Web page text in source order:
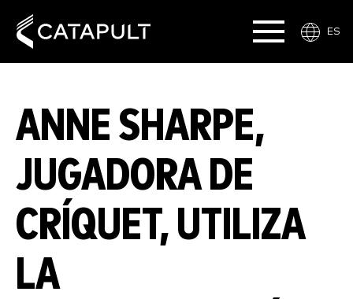
ES
ANNE SHARPE,
JUGADORA DE
CRÍQUET, UTILIZA
LA